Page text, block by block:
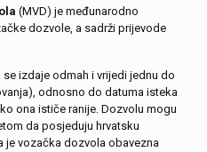
(MVD) je međunarodno
dozvole, a sadrži prijevode
izdaje odmah i vrijedi jednu do
odnosno do datuma isteka
ona ističe ranije. Dozvolu mogu
da posjeduju hrvatsku
je vozačka dozvola obavezna